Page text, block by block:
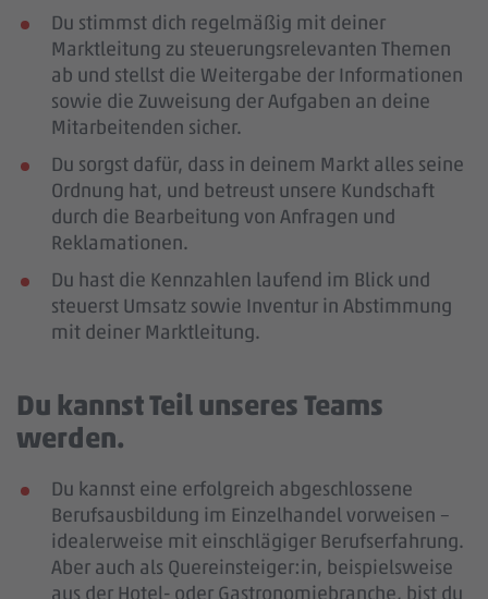
Du stimmst dich regelmäßig mit deiner
Marktleitung zu steuerungsrelevanten Themen
ab und stellst die Weitergabe der Informationen
sowie die Zuweisung der Aufgaben an deine
Mitarbeitenden sicher.
Du sorgst dafür, dass in deinem Markt alles seine
Ordnung hat, und betreust unsere Kundschaft
durch die Bearbeitung von Anfragen und
Reklamationen.
Du hast die Kennzahlen laufend im Blick und
steuerst Umsatz sowie Inventur in Abstimmung
mit deiner Marktleitung.
Du kannst Teil unseres Teams
werden.
Du kannst eine erfolgreich abgeschlossene
Berufsausbildung im Einzelhandel vorweisen –
idealerweise mit einschlägiger Berufserfahrung.
Aber auch als Quereinsteiger:in, beispielsweise
aus der Hotel- oder Gastronomiebranche, bist du